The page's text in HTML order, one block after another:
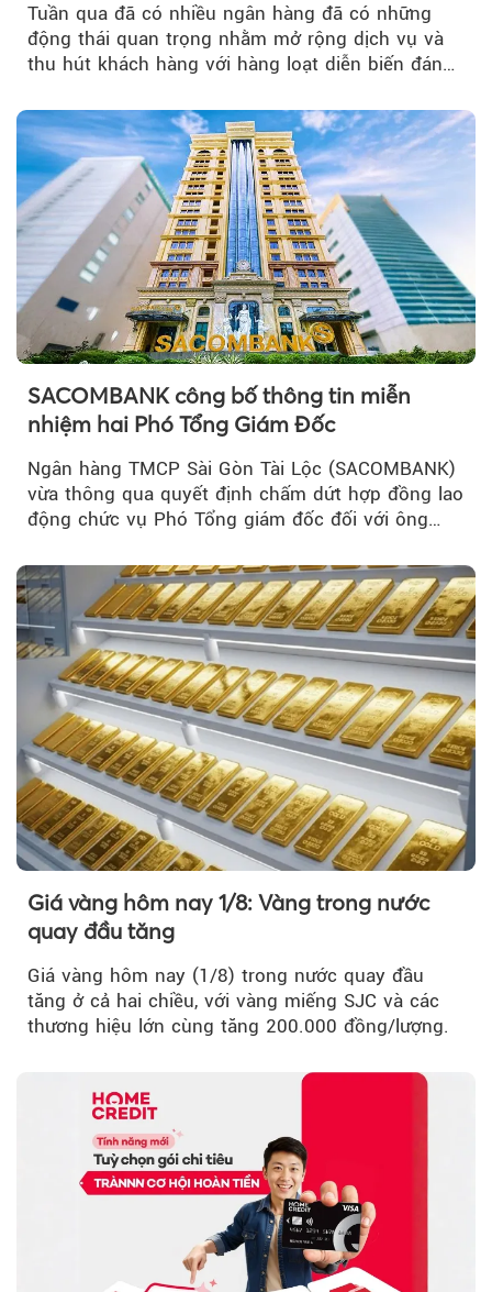
Tuần qua đã có nhiều ngân hàng đã có những
động thái quan trọng nhằm mở rộng dịch vụ và
thu hút khách hàng với hàng loạt diễn biến đáng
SACOMBANK công bố thông tin miễn
nhiệm hai Phó Tổng Giám Đốc
Ngân hàng TMCP Sài Gòn Tài Lộc (SACOMBANK)
vừa thông qua quyết định chấm dứt hợp đồng lao
động chức vụ Phó Tổng giám đốc đối với ông
Giá vàng hôm nay 1/8: Vàng trong nước
quay đầu tăng
Giá vàng hôm nay (1/8) trong nước quay đầu
tăng ở cả hai chiều, với vàng miếng SJC và các
thương hiệu lớn cùng tăng 200.000 đồng/lượng.